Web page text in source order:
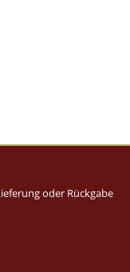
oder Rückgabe